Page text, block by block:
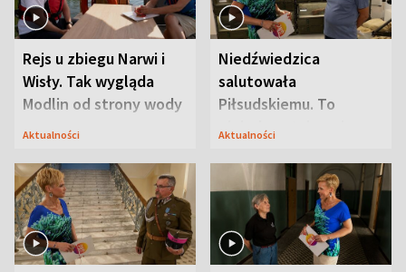
Rejs u zbiegu Narwi i
Wisły. Tak wygląda
Modlin od strony wody
Aktualności
Niedźwiedzica
salutowała
Piłsudskiemu. To
niejedyna tajemnica
Aktualności